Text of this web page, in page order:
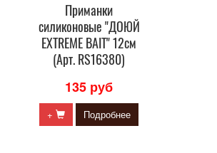
Приманки
силиконовые "ДОЮЙ
EXTREME BAIT" 12см
(Арт. RS16380)
135 руб
+ Подробнее